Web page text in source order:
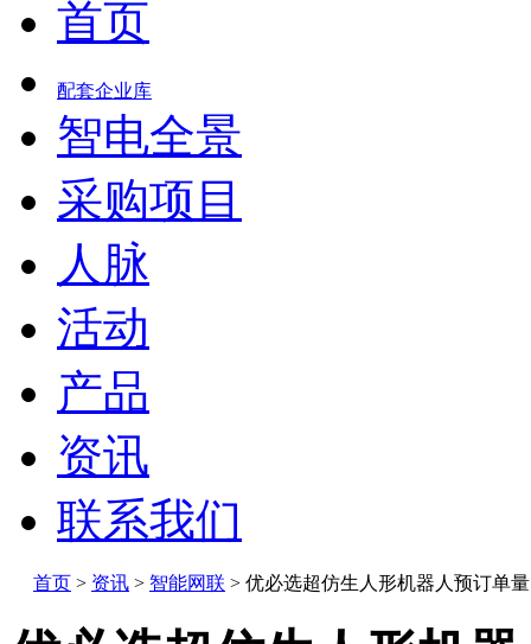
首页
配套企业库
智电全景
采购项目
人脉
活动
产品
资讯
联系我们
首页 > 资讯 > 智能网联 > 优必选超仿生人形机器人预订单